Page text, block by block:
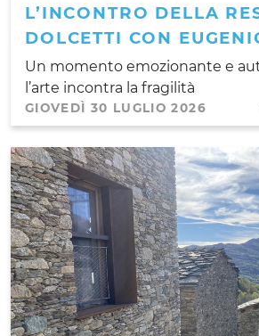
L’INCONTRO DELLA
DOLCETTI CON
Un momento emozionante e
l’arte incontra la fragilità
GIOVEDÌ 30 LUGLIO 2026